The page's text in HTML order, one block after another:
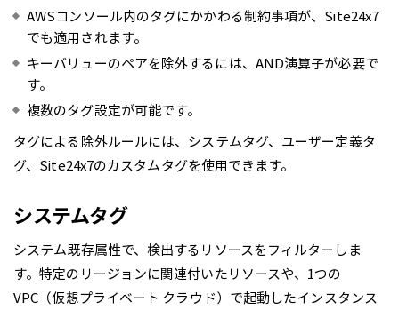
AWSコンソール内のタグにかかわる制約事項が、Site24x7
でも適用されます。
キーバリューのペアを除外するには、AND演算子が必要で
す。
複数のタグ設定が可能です。
タグによる除外ルールには、システムタグ、ユーザー定義タ
グ、Site24x7のカスタムタグを使用できます。
システムタグ
システム既存属性で、検出するリソースをフィルターしま
す。特定のリージョンに関連付いたリソースや、1つの
VPC（仮想プライベート クラウド）で起動したインスタンス